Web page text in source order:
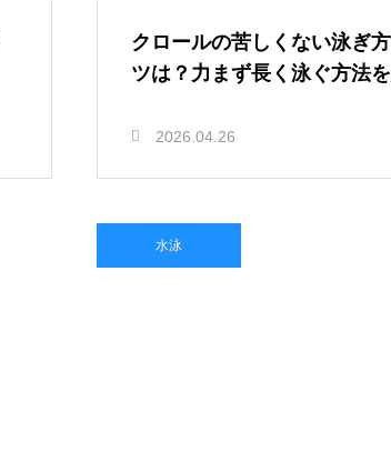
クロールの苦しくない泳ぎ
ツは？力まず長く泳ぐ方法
2026.04.26
水泳